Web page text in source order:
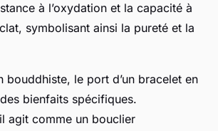
à l’oxydation et la capacité à
symbolisant ainsi la pureté et la
bouddhiste, le port d’un bracelet en
bienfaits spécifiques.
agit comme un bouclier